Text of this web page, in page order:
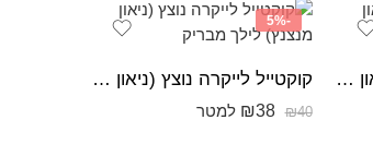
קוקטייל לייקרה נוצץ (ניאון מנצנץ) בורדו מבריק
-5%
קוקטייל לייקרה נוצץ (ניאון מנצנץ) לילך מבריק
₪40
₪38 למטר